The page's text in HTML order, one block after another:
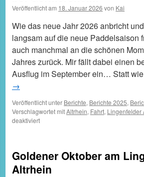
Veröffentlicht am 18. Januar 2026 von Kai
Wie das neue Jahr 2026 anbricht
langsam auf die neue Paddelsaison
auch manchmal an die schönen
Jahres zurück. Mir fällt dabei einen
Ausflug im September ein… Statt
→
Veröffentlicht unter Berichte, Berichte 2025,
Verschlagwortet mitAltrhein, Fahrt, Lingenfelder
deaktiviertfür
Altrhein
bei
Germersheim
Goldener Oktober am
Altrhein